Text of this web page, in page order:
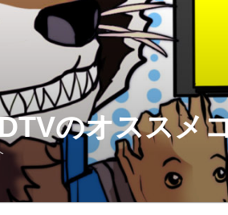
のオススメ